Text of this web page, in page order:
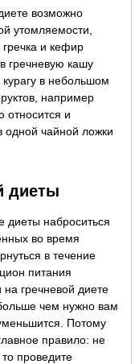
возможно
утомляемости,
и кефир
гречневую кашу
в небольшом
например
относится и
одной чайной ложки
диеты
диеты наброситься
во время
в течение
питания
гречневой диете
чем нужно вам
Потому
правило: не
проведите